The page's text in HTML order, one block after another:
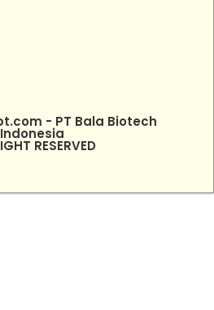
- PT Bala Biotech
Indonesia
RESERVED